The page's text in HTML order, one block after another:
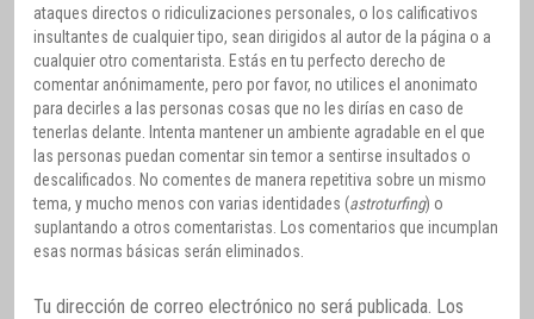
ataques directos o ridiculizaciones personales, o los calificativos
insultantes de cualquier tipo, sean dirigidos al autor de la página o a
cualquier otro comentarista. Estás en tu perfecto derecho de
comentar anónimamente, pero por favor, no utilices el anonimato
para decirles a las personas cosas que no les dirías en caso de
tenerlas delante. Intenta mantener un ambiente agradable en el que
las personas puedan comentar sin temor a sentirse insultados o
descalificados. No comentes de manera repetitiva sobre un mismo
tema, y mucho menos con varias identidades (astroturfing) o
suplantando a otros comentaristas. Los comentarios que incumplan
esas normas básicas serán eliminados.
Tu dirección de correo electrónico no será publicada. Los